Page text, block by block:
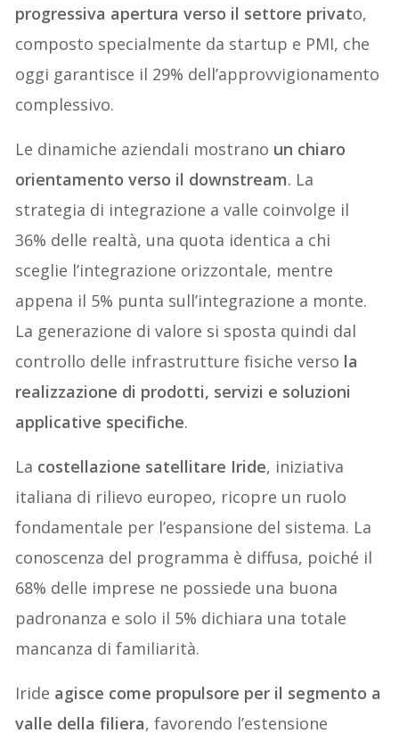
progressiva apertura verso il settore privato,
composto specialmente da startup e PMI, che
oggi garantisce il 29% dell’approvvigionamento
complessivo.
Le dinamiche aziendali mostrano un chiaro
orientamento verso il downstream. La
strategia di integrazione a valle coinvolge il
36% delle realtà, una quota identica a chi
sceglie l’integrazione orizzontale, mentre
appena il 5% punta sull’integrazione a monte.
La generazione di valore si sposta quindi dal
controllo delle infrastrutture fisiche verso la
realizzazione di prodotti, servizi e soluzioni
applicative specifiche.
La costellazione satellitare Iride, iniziativa
italiana di rilievo europeo, ricopre un ruolo
fondamentale per l’espansione del sistema. La
conoscenza del programma è diffusa, poiché il
68% delle imprese ne possiede una buona
padronanza e solo il 5% dichiara una totale
mancanza di familiarità.
Iride agisce come propulsore per il segmento a
valle della filiera, favorendo l’estensione